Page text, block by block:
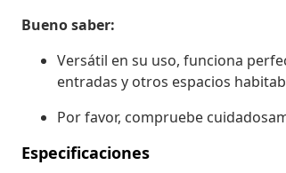
Bueno saber:
Versátil en su uso, funciona
entradas y otros espacios
Por favor, compruebe
Especificaciones